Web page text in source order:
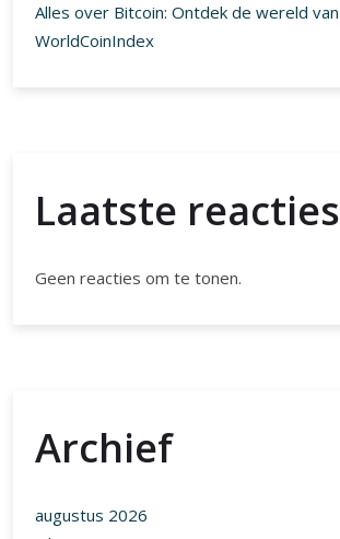
Alles over Bitcoin: Ontdek de wereld van
WorldCoinIndex
Laatste reacties
Geen reacties om te tonen.
Archief
augustus 2026